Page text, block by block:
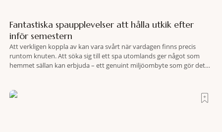
Fantastiska spaupplevelser att hålla utkik efter
inför semestern
Att verkligen koppla av kan vara svårt när vardagen finns precis
runtom knuten. Att söka sig till ett spa utomlands ger något som
hemmet sällan kan erbjuda – ett genuint miljöombyte som gör det